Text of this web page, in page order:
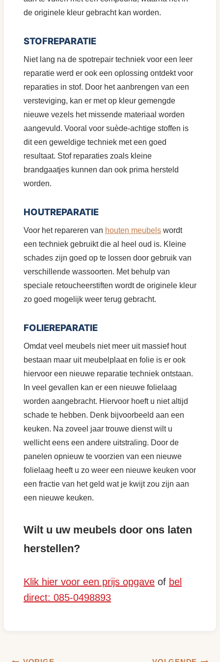
de originele kleur gebracht kan worden.
STOFREPARATIE
Niet lang na de spotrepair techniek voor een leer
reparatie werd er ook een oplossing ontdekt voor
reparaties in stof. Door het aanbrengen van een
versteviging, kan er met op kleur gemengde
nieuwe vezels het missende materiaal worden
aangevuld. Vooral voor suède-achtige stoffen is
dit een geweldige techniek met een goed
resultaat. Stof reparaties zoals kleine
brandgaatjes kunnen dan ook prima hersteld
worden.
HOUTREPARATIE
Voor het repareren van houten meubels wordt
een techniek gebruikt die al heel oud is. Kleine
schades zijn goed op te lossen door gebruik van
verschillende wassoorten. Met behulp van
speciale retoucheerstiften wordt de originele kleur
zo goed mogelijk weer terug gebracht.
FOLIEREPARATIE
Omdat veel meubels niet meer uit massief hout
bestaan maar uit meubelplaat en folie is er ook
hiervoor een nieuwe reparatie techniek ontstaan.
In veel gevallen kan er een nieuwe folielaag
worden aangebracht. Hiervoor hoeft u niet altijd
schade te hebben. Denk bijvoorbeeld aan een
keuken. Na zoveel jaar trouwe dienst wilt u
wellicht eens een andere uitstraling. Door de
panelen opnieuw te voorzien van een nieuwe
folielaag heeft u zo weer een nieuwe keuken voor
een fractie van het geld wat je kwijt zou zijn aan
een nieuwe keuken.
Wilt u uw meubels door ons laten
herstellen?
Klik hier voor een prijs opgave of bel
direct: 085-0498893